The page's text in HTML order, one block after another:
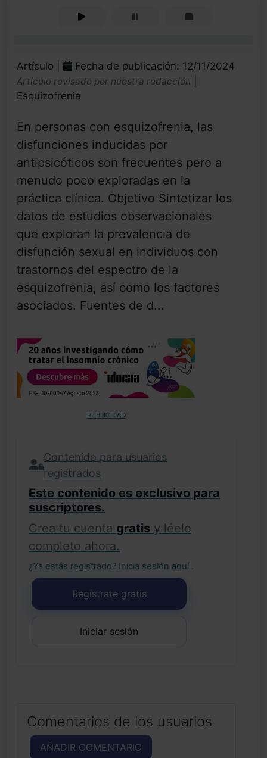
Artículo | Fecha de publicación: 12/11/2024
Artículo revisado por nuestra redacción
Esquizofrenia
En personas con esquizofrenia, las
disfunciones inducidas por
antipsicóticos son frecuentes pero a
menudo poco exploradas en la
práctica clínica. Objetivo Sintetizar los
datos de estudios observacionales
que exploran la prevalencia de
disfunción sexual en individuos con
trastornos del espectro de la
esquizofrenia, así como los factores
asociados. Fuentes de d...
PUBLICIDAD
Contenido para usuarios
registrados
Este contenido es exclusivo para
suscriptores.
Crea tu cuenta gratis y léelo
completo ahora.
¿Ya estás registrado? Inicia sesión aquí .
Regístrate gratis
Iniciar sesión
Comentarios de los usuarios
AÑADIR COMENTARIO